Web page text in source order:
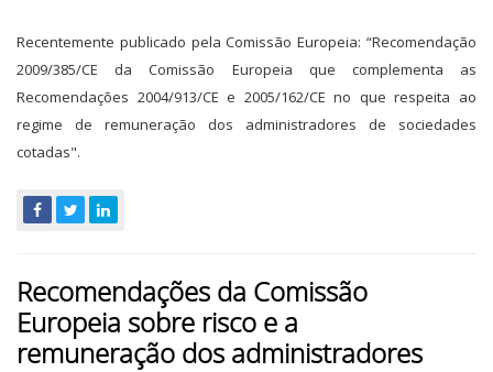
Recentemente publicado pela Comissão Europeia: “Recomendação
2009/385/CE da Comissão Europeia que complementa as
Recomendações 2004/913/CE e 2005/162/CE no que respeita ao
regime de remuneração dos administradores de sociedades
cotadas".
Recomendações da Comissão
Europeia sobre risco e a
remuneração dos administradores